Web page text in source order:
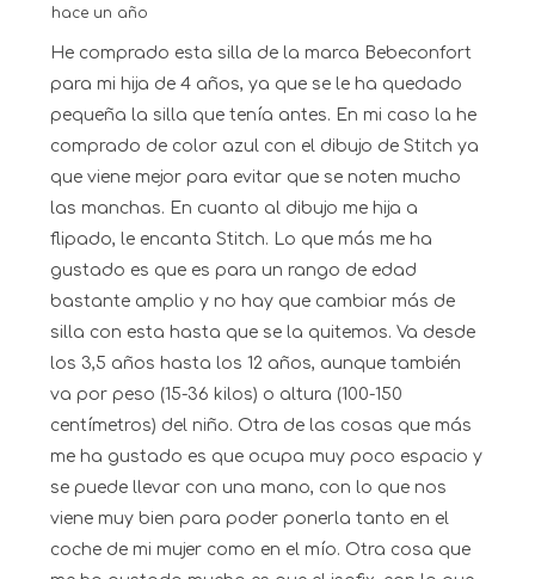
hace un año
He comprado esta silla de la marca Bebeconfort
para mi hija de 4 años, ya que se le ha quedado
pequeña la silla que tenía antes. En mi caso la he
comprado de color azul con el dibujo de Stitch ya
que viene mejor para evitar que se noten mucho
las manchas. En cuanto al dibujo me hija a
flipado, le encanta Stitch. Lo que más me ha
gustado es que es para un rango de edad
bastante amplio y no hay que cambiar más de
silla con esta hasta que se la quitemos. Va desde
los 3,5 años hasta los 12 años, aunque también
va por peso (15-36 kilos) o altura (100-150
centímetros) del niño. Otra de las cosas que más
me ha gustado es que ocupa muy poco espacio y
se puede llevar con una mano, con lo que nos
viene muy bien para poder ponerla tanto en el
coche de mi mujer como en el mío. Otra cosa que